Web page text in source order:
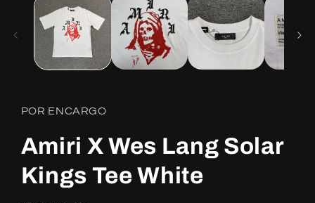
modal
POR ENCARGO
Amiri X Wes Lang Solar
Kings Tee White